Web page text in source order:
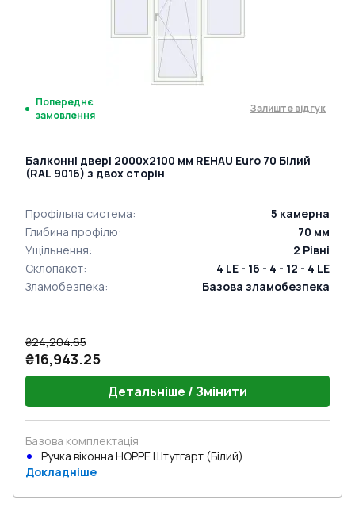
Попереднє
замовлення
Залиште відгук
Балконні двері 2000x2100 мм REHAU Euro 70 Білий
(RAL 9016) з двох сторін
Профільна система: 5 камерна
Глибина профілю: 70 мм
Ущільнення: 2 Рівні
Склопакет:
4 LE - 16 - 4 - 12 - 4 LE
Зламобезпека: Базова зламобезпека
₴24,204.65
₴16,943.25
Детальніше / Змінити
Базова комплектація
Ручка віконна HOPPE Штутгарт (Білий)
Докладніше